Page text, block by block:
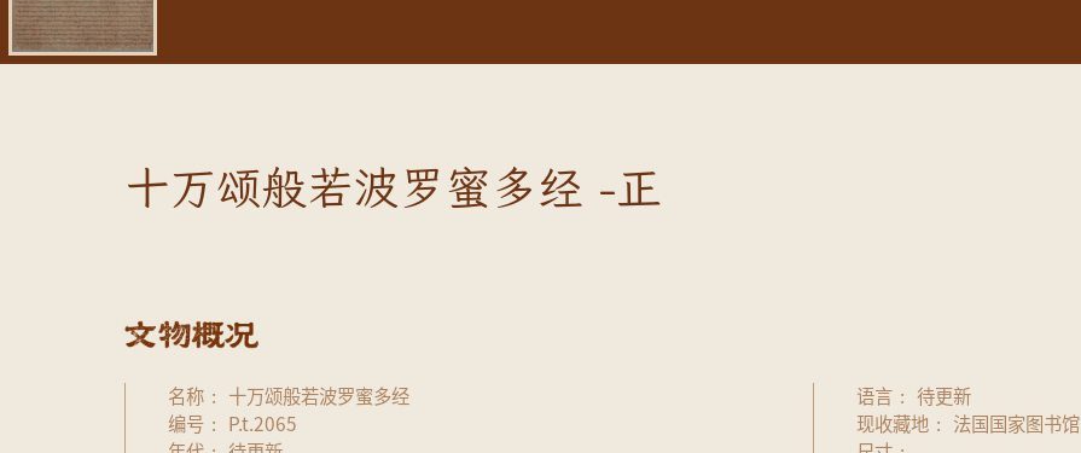
十万颂般若波罗蜜多经 -正
名称
十万颂般若波罗蜜多经
编号
P.t.2065
语言
待更新
现收藏地
法国国家图书馆